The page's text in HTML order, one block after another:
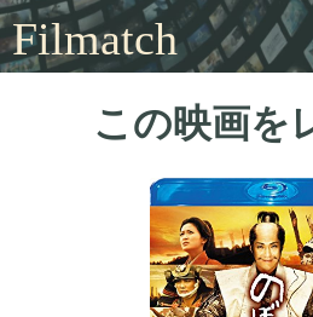
Filmatch
この映画を